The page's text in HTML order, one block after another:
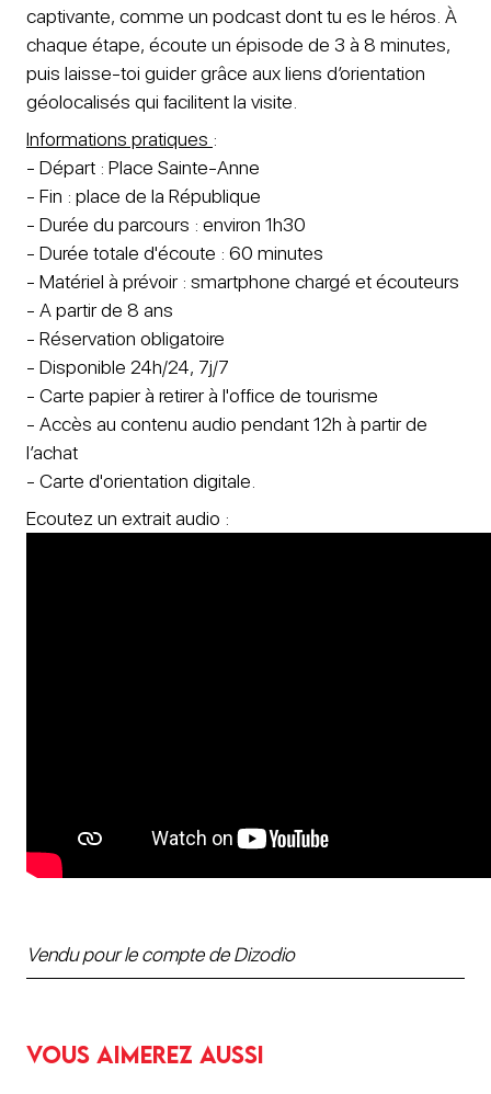
captivante, comme un podcast dont tu es le héros. À
chaque étape, écoute un épisode de 3 à 8 minutes,
puis laisse-toi guider grâce aux liens d’orientation
géolocalisés qui facilitent la visite.
Informations pratiques :
- Départ : Place Sainte-Anne
- Fin : place de la République
- Durée du parcours : environ 1h30
- Durée totale d'écoute : 60 minutes
- Matériel à prévoir : smartphone chargé et écouteurs
- A partir de 8 ans
- Réservation obligatoire
- Disponible 24h/24, 7j/7
- Carte papier à retirer à l'office de tourisme
- Accès au contenu audio pendant 12h à partir de
l’achat
- Carte d'orientation digitale.
Ecoutez un extrait audio :
Vendu pour le compte de Dizodio
Vous aimerez aussi